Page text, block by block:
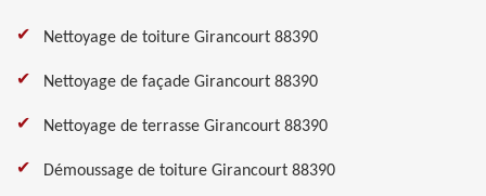
Nettoyage de toiture Girancourt 88390
Nettoyage de façade Girancourt 88390
Nettoyage de terrasse Girancourt 88390
Démoussage de toiture Girancourt 88390